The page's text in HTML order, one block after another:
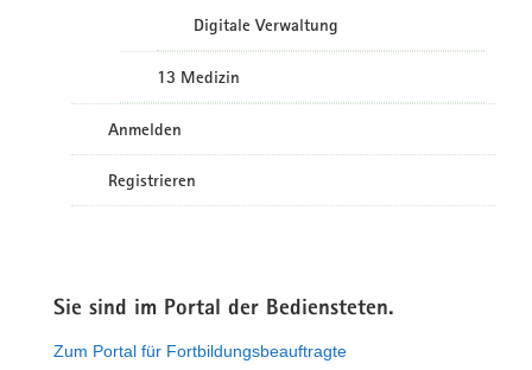
Digitale Verwaltung
13 Medizin
Anmelden
Registrieren
Sie sind im Portal der Bediensteten.
Zum Portal für Fortbildungsbeauftragte